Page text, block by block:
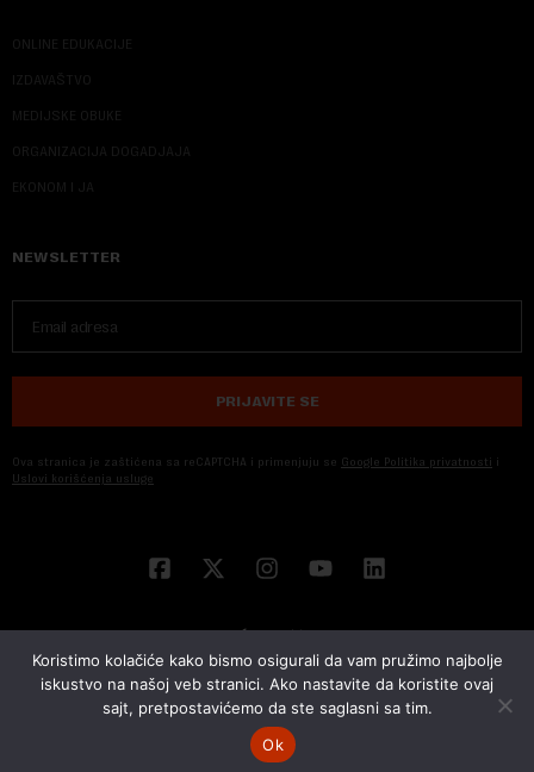
ONLINE EDUKACIJE
IZDAVAŠTVO
MEDIJSKE OBUKE
ORGANIZACIJA DOGADJAJA
EKONOM I JA
NEWSLETTER
PRIJAVITE SE
Ova stranica je zaštićena sa reCAPTCHA i primenjuju se Google Politika privatnosti i
Uslovi korišćenja usluge
© 2026 NOVA EKONOMIJA | SVA PRAVA ZADŽANA | DEVELOPED BY
Koristimo kolačiće kako bismo osigurali da vam pružimo najbolje
iskustvo na našoj veb stranici. Ako nastavite da koristite ovaj
sajt, pretpostavićemo da ste saglasni sa tim.
Ok